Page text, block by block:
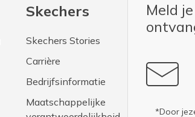
Skechers
Skechers Stories
Carrière
Bedrijfsinformatie
Maatschappelijke
Meld
*Door